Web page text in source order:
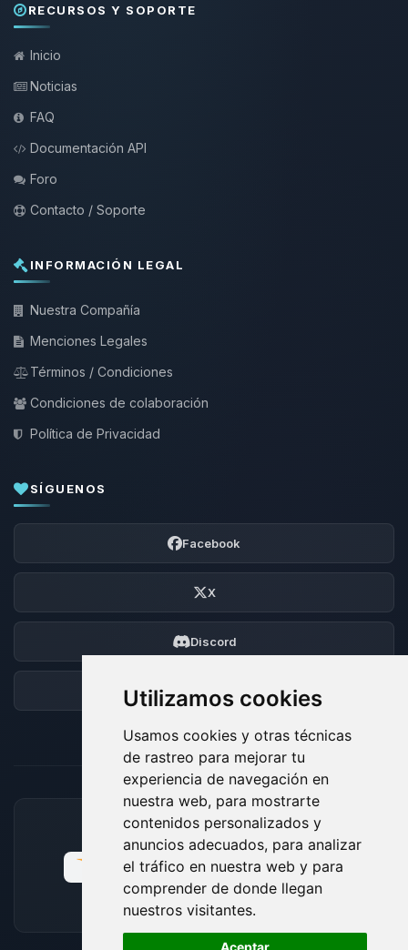
Utilizamos cookies
Usamos cookies y otras técnicas
de rastreo para mejorar tu
experiencia de navegación en
nuestra web, para mostrarte
contenidos personalizados y
anuncios adecuados, para analizar
el tráfico en nuestra web y para
comprender de donde llegan
nuestros visitantes.
Aceptar
RECURSOS Y SOPORTE
Inicio
Noticias
FAQ
Documentación API
Foro
Contacto / Soporte
INFORMACIÓN LEGAL
Nuestra Compañía
Menciones Legales
Términos / Condiciones
Condiciones de colaboración
Política de Privacidad
SÍGUENOS
Facebook
X
Discord
Foro
MÉTODOS DE PAGO ACEPTADOS
🍪